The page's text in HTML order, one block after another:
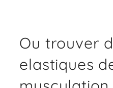
Ou trouver
elastiques